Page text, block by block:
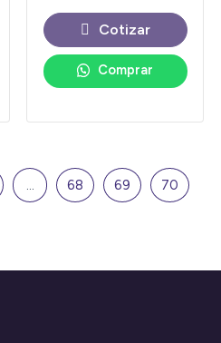
Comprar
Cotizar
… 68 69 70